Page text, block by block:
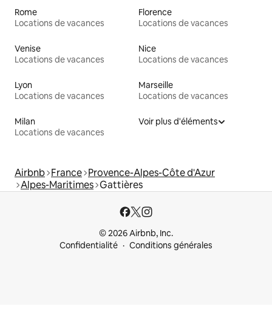
Rome
Locations de vacances
Florence
Locations de vacances
Venise
Locations de vacances
Nice
Locations de vacances
Lyon
Locations de vacances
Marseille
Locations de vacances
Milan
Locations de vacances
Voir plus d'éléments
Airbnb France Provence-Alpes-Côte d'Azur
Alpes-Maritimes Gattières
© 2026 Airbnb, Inc.
Confidentialité
Conditions générales